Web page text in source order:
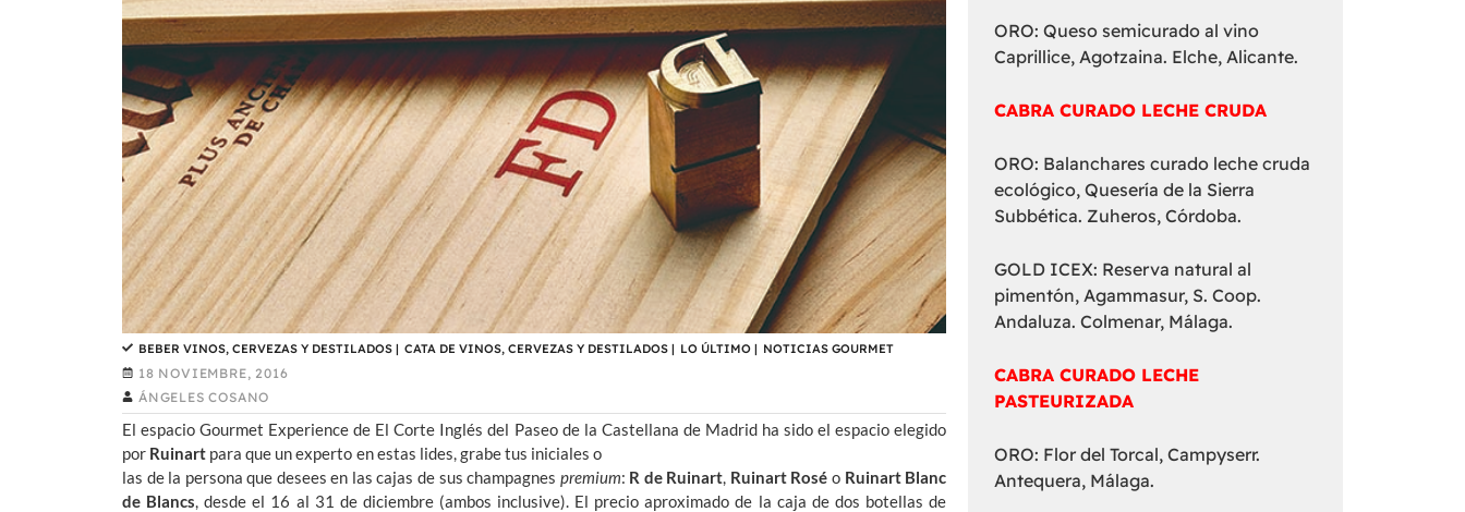
BEBER VINOS, CERVEZAS Y DESTILADOS | CATA DE VINOS, CERVEZAS Y DESTILADOS | LO ÚLTIMO | NOTICIAS GOURMET
18 NOVIEMBRE, 2016
ÁNGELES COSANO
El espacio Gourmet Experience de El Corte Inglés del Paseo de la Castellana de Madrid ha sido el espacio elegido
por Ruinart para que un experto en estas lides, grabe tus iniciales o
las de la persona que desees en las cajas de sus champagnes premium: R de Ruinart, Ruinart Rosé o Ruinart Blanc
de Blancs, desde el 16 al 31 de diciembre (ambos inclusive). El precio aproximado de la caja de dos botellas de
ORO: Queso semicurado al vino
Caprillice, Agotzaina. Elche, Alicante.
CABRA CURADO LECHE CRUDA
ORO: Balanchares curado leche cruda
ecológico, Quesería de la Sierra
Subbética. Zuheros, Córdoba.
GOLD ICEX: Reserva natural al
pimentón, Agammasur, S. Coop.
Andaluza. Colmenar, Málaga.
CABRA CURADO LECHE
PASTEURIZADA
ORO: Flor del Torcal, Campyserr.
Antequera, Málaga.